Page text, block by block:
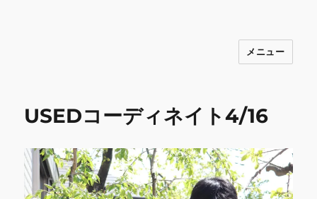
INNOCENCE ～日常に彩りを～ フ
メニュー
USEDコーディネイト4/16